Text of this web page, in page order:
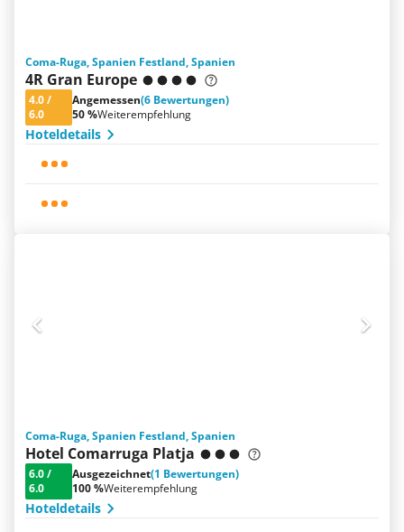
Coma-Ruga, Spanien Festland, Spanien
4R Gran Europe
4.0/
6.0
Angemessen(6 Bewertungen)
50 %Weiterempfehlung
Hoteldetails
Coma-Ruga, Spanien Festland, Spanien
Hotel Comarruga Platja
6.0/
6.0
Ausgezeichnet(1 Bewertungen)
100 %Weiterempfehlung
Hoteldetails